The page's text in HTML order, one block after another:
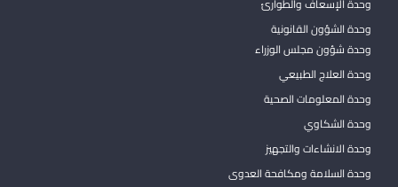
وحدة الإسعاف والطوارئ
وحدة الشؤون القانونية
وحدة شؤون مجلس الوزراء
وحدة العلاج الطبيعي
وحدة المعلومات الصحية
وحدة الشكاوي
وحدة الانشاءات والتجهيز
وحدة السلامة ومكافحة العدوى